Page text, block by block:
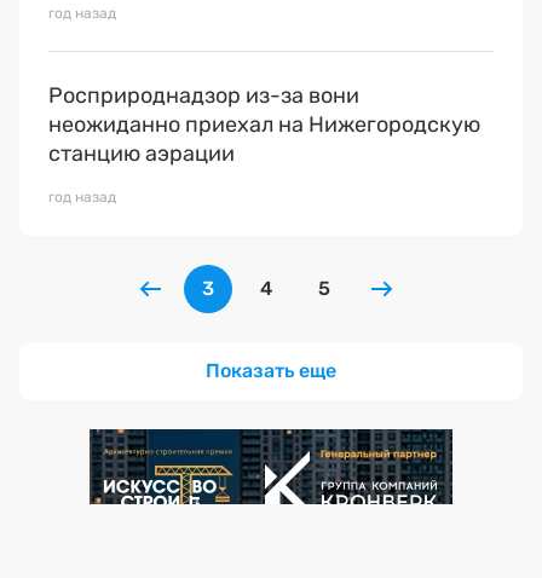
год назад
Росприроднадзор из-за вони
неожиданно приехал на Нижегородскую
станцию аэрации
год назад
3 4 5
Показать еще